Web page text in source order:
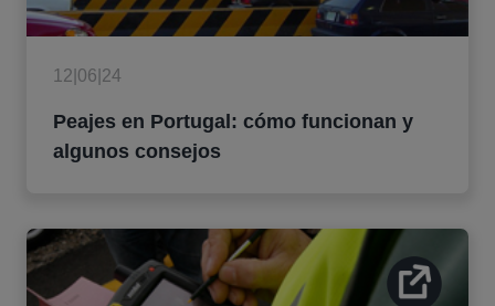
12|06|24
Peajes en Portugal: cómo funcionan y
algunos consejos